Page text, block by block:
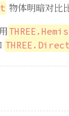
物体明暗对比